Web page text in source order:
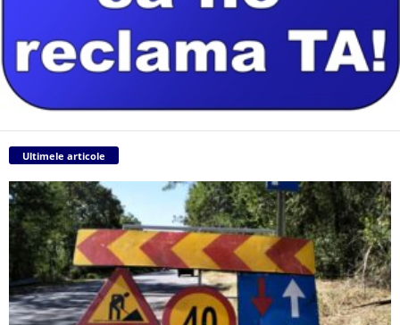
Ultimele articole